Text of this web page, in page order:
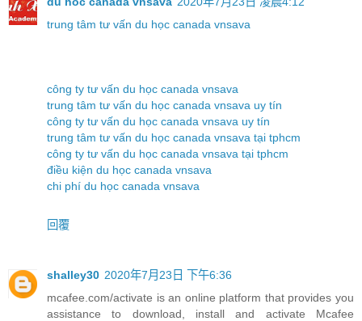
trung tâm tư vấn du học canada vnsava
công ty tư vấn du học canada vnsava
trung tâm tư vấn du học canada vnsava uy tín
công ty tư vấn du học canada vnsava uy tín
trung tâm tư vấn du học canada vnsava tại tphcm
công ty tư vấn du học canada vnsava tại tphcm
điều kiện du học canada vnsava
chi phí du học canada vnsava
回覆
shalley30 2020年7月23日 下午6:36
mcafee.com/activate is an online platform that provides you
assistance to download, install and activate Mcafee